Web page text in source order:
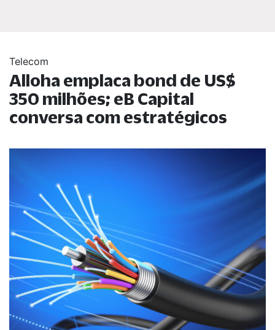
Telecom
Alloha emplaca bond de US$
350 milhões; eB Capital
conversa com estratégicos